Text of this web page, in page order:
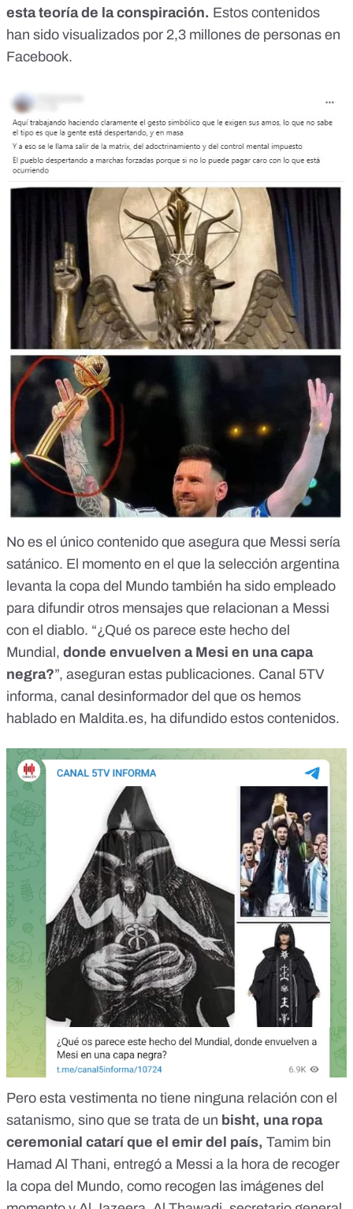
esta teoría de la conspiración. Estos contenidos
han sido visualizados por 2,3 millones de personas en
Facebook.
No es el único contenido que asegura que Messi sería
satánico. El momento en el que la selección argentina
levanta la copa del Mundo también ha sido empleado
para difundir otros mensajes que relacionan a Messi
con el diablo. “¿Qué os parece este hecho del
Mundial, donde envuelven a Mesi en una capa
negra?”, aseguran estas publicaciones. Canal 5TV
informa, canal desinformador del que os hemos
hablado en Maldita.es, ha difundido estos contenidos.
Pero esta vestimenta no tiene ninguna relación con el
satanismo, sino que se trata de un bisht, una ropa
ceremonial catarí que el emir del país, Tamim bin
Hamad Al Thani, entregó a Messi a la hora de recoger
la copa del Mundo, como recogen las imágenes del